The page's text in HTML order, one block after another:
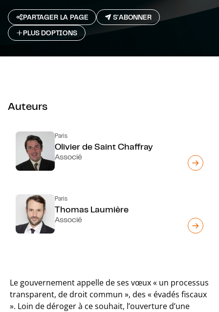
PARTAGER LA PAGE
S'ABONNER
PLUS D`OPTIONS
Auteurs
Paris
Olivier de Saint Chaffray
Associé
Paris
Thomas Laumière
Associé
Le gouvernement appelle de ses vœux « un processus
transparent, de droit commun », des « évadés fiscaux
». Loin de déroger à ce souhait, l’ouverture d’une